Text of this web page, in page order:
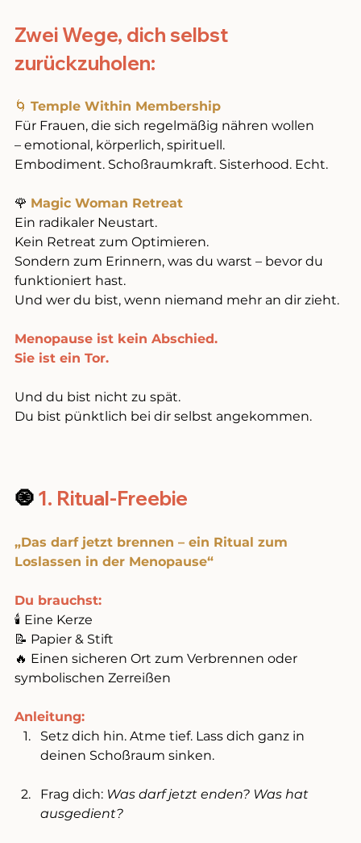
Zwei Wege, dich selbst
zurückzuholen:
🌀 Temple Within Membership
Für Frauen, die sich regelmäßig nähren wollen
– emotional, körperlich, spirituell.
Embodiment. Schoßraumkraft. Sisterhood. Echt.
🌹 Magic Woman Retreat
Ein radikaler Neustart.
Kein Retreat zum Optimieren.
Sondern zum Erinnern, was du warst – bevor du
funktioniert hast.
Und wer du bist, wenn niemand mehr an dir zieht.
Menopause ist kein Abschied.
Sie ist ein Tor.
Und du bist nicht zu spät.
Du bist pünktlich bei dir selbst angekommen.
🧿 1. Ritual-Freebie
„Das darf jetzt brennen – ein Ritual zum
Loslassen in der Menopause“
Du brauchst:
🕯️ Eine Kerze
📝 Papier & Stift
🔥 Einen sicheren Ort zum Verbrennen oder
symbolischen Zerreißen
Anleitung:
Setz dich hin. Atme tief. Lass dich ganz in
deinen Schoßraum sinken.
Frag dich: Was darf jetzt enden? Was hat
ausgedient?